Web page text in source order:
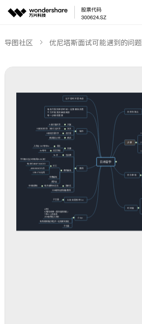
导图社区 优尼塔斯面试可能遇到的问题